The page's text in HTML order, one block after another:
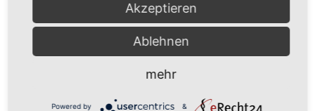
Kunden kauften dazu folgende Artikel:
Akzeptieren
Ablehnen
mehr
Powered by &